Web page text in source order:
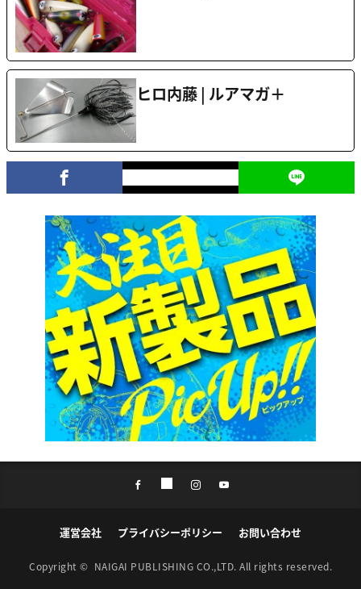
ヒロ内藤 | ルアマガ＋
運営会社 プライバシーポリシー お問い合わせ
Copyright © NAIGAI PUBLISHING CO.,LTD. All rights reserved.